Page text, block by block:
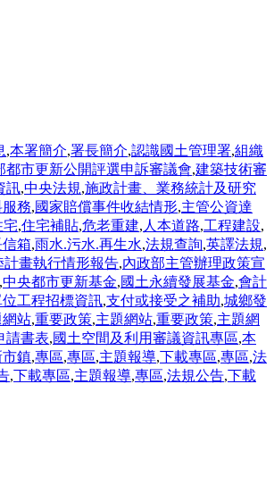
,本署簡介,署長簡介,認識國土管理署,組織
都市更新公開評選申訴審議會,建築技術審
訊,中央法規,施政計畫、業務統計及研究
務,國家賠償事件收結情形,主管公資達
宅,住宅補貼,危老重建, 人本道路,工程建設,
箱,雨水.污水.再生水,法規查詢,英譯法規,
計畫執行情形報告,內政部主管辦理政策宣
,中央都市更新基金,國土永續發展基金,會計
工程招標資訊,支付或接受之補助,城鄉發
網站,重要政策,主題網站,重要政策,主題網
請書表,國土空間及利用審議資訊專區,本
鎮,專區,專區,主題報導,下載專區,專區,法
,下載專區,主題報導,專區,法規公告,下載